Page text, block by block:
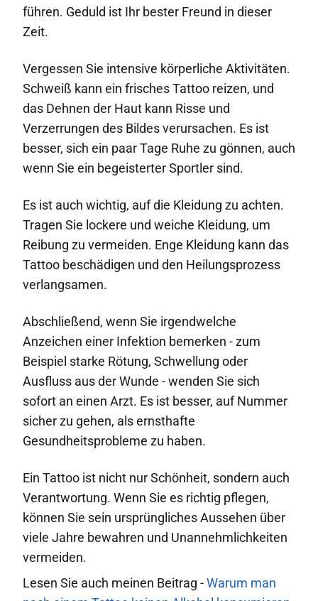
führen. Geduld ist Ihr bester Freund in dieser
Zeit.
Vergessen Sie intensive körperliche Aktivitäten.
Schweiß kann ein frisches Tattoo reizen, und
das Dehnen der Haut kann Risse und
Verzerrungen des Bildes verursachen. Es ist
besser, sich ein paar Tage Ruhe zu gönnen, auch
wenn Sie ein begeisterter Sportler sind.
Es ist auch wichtig, auf die Kleidung zu achten.
Tragen Sie lockere und weiche Kleidung, um
Reibung zu vermeiden. Enge Kleidung kann das
Tattoo beschädigen und den Heilungsprozess
verlangsamen.
Abschließend, wenn Sie irgendwelche
Anzeichen einer Infektion bemerken - zum
Beispiel starke Rötung, Schwellung oder
Ausfluss aus der Wunde - wenden Sie sich
sofort an einen Arzt. Es ist besser, auf Nummer
sicher zu gehen, als ernsthafte
Gesundheitsprobleme zu haben.
Ein Tattoo ist nicht nur Schönheit, sondern auch
Verantwortung. Wenn Sie es richtig pflegen,
können Sie sein ursprüngliches Aussehen über
viele Jahre bewahren und Unannehmlichkeiten
vermeiden.
Lesen Sie auch meinen Beitrag -Warum man